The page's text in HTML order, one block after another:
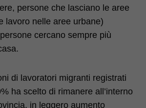
persone che lasciano le aree
lavoro nelle aree urbane)
cercano sempre più
di lavoratori migranti registrati
ha scelto di rimanere all’interno
in leggero aumento